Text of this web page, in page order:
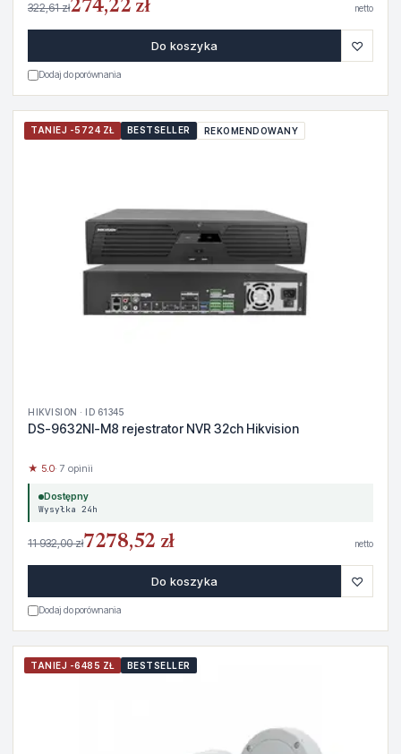
322,61 zł274,22 zł netto
Do koszyka ♡
Dodaj do porównania
TANIEJ -5724 ZŁ BESTSELLER REKOMENDOWANY
HIKVISION · ID 61345
DS-9632NI-M8 rejestrator NVR 32ch Hikvision
★ 5.0· 7 opinii
Dostępny
Wysyłka 24h
11 932,00 zł7278,52 zł netto
Do koszyka ♡
Dodaj do porównania
TANIEJ -6485 ZŁ BESTSELLER